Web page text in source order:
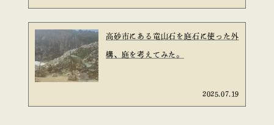
高砂市にある竜山石を庭石に使った外
構、庭を考えてみた。
2025.07.19